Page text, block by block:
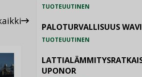
TUOTEUUTINEN
PALOTURVALLISUUS
TUOTEUUTINEN
UPONOR